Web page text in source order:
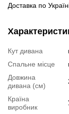
Доставка по
Кут дивана
Спальне місце
Довжина
дивана (см)
Країна
виробник